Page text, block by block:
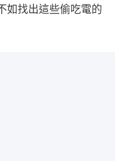
如找出這些偷吃電的